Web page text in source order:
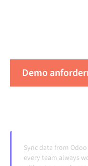
Demo
Sync data from
every team always